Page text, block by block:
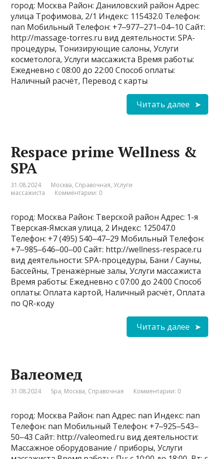
город: Москва Район: Даниловский район Адрес:
улица Трофимова, 2/1 Индекс: 115432.0 Телефон:
nan Мобильный Телефон: +7‒977‒271‒04‒10 Сайт:
http://massage-torres.ru вид деятельности: SPA-
процедуры, Тонизирующие салоны, Услуги
косметолога, Услуги массажиста Время работы:
Ежедневно с 08:00 до 22:00 Способ оплаты:
Наличный расчёт, Перевод с карты
Читать далее
Respace prime Wellness &
SPA
31.08.2024 Москва, Справочная, Услуги
массажиста
Комментарии: 0
город: Москва Район: Тверской район Адрес: 1-я
Тверская-Ямская улица, 2 Индекс: 125047.0
Телефон: +7 (495) 540‒47‒29 Мобильный Телефон:
+7‒985‒646‒00‒00 Сайт: http://wellness-respace.ru
вид деятельности: SPA-процедуры, Бани / Сауны,
Бассейны, Тренажёрные залы, Услуги массажиста
Время работы: Ежедневно с 07:00 до 24:00 Способ
оплаты: Оплата картой, Наличный расчёт, Оплата
по QR-коду
Читать далее
Валеомед
31.08.2024 Spa, Москва, Справочная Комментарии: 0
город: Москва Район: nan Адрес: nan Индекс: nan
Телефон: nan Мобильный Телефон: +7‒925‒543‒
50‒43 Сайт: http://valeomed.ru вид деятельности:
Массажное оборудование / приборы, Услуги